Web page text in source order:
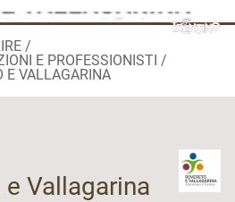
E PROFESSIONISTI
E VALLAGARINA
Vallagarina